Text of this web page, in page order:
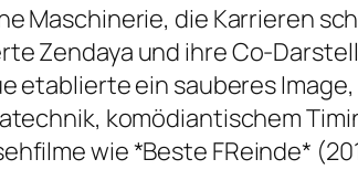
Maschinerie, die Karrieren
Zendaya und ihre Co-
ein sauberes
komödiantischem
wie *Beste FReinde*